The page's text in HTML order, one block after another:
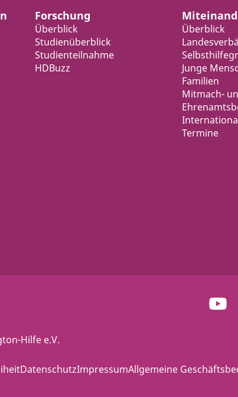
Forschung
Überblick
Studienüberblick
Studienteilnahme
HDBuzz
Überblick
Junge
Familien
Mitmach-
Termine
Hilfe e.V.
DatenschutzImpressumAllgemeine